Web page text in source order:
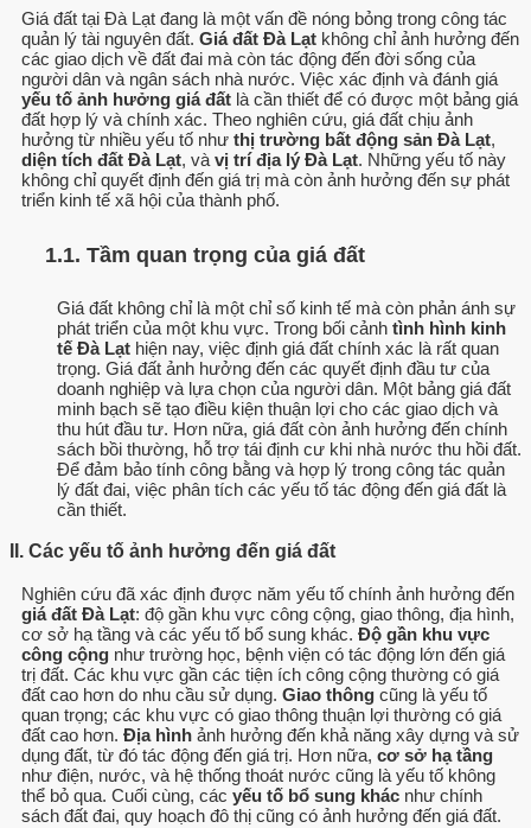
Giá đất tại Đà Lạt đang là một vấn đề nóng bỏng trong công tác
quản lý tài nguyên đất. Giá đất Đà Lạt không chỉ ảnh hưởng đến
các giao dịch về đất đai mà còn tác động đến đời sống của
người dân và ngân sách nhà nước. Việc xác định và đánh giá
yếu tố ảnh hưởng giá đất là cần thiết để có được một bảng giá
đất hợp lý và chính xác. Theo nghiên cứu, giá đất chịu ảnh
hưởng từ nhiều yếu tố như thị trường bất động sản Đà Lạt,
diện tích đất Đà Lạt, và vị trí địa lý Đà Lạt. Những yếu tố này
không chỉ quyết định đến giá trị mà còn ảnh hưởng đến sự phát
triển kinh tế xã hội của thành phố.
1.1. Tầm quan trọng của giá đất
Giá đất không chỉ là một chỉ số kinh tế mà còn phản ánh sự
phát triển của một khu vực. Trong bối cảnh tình hình kinh
tế Đà Lạt hiện nay, việc định giá đất chính xác là rất quan
trọng. Giá đất ảnh hưởng đến các quyết định đầu tư của
doanh nghiệp và lựa chọn của người dân. Một bảng giá đất
minh bạch sẽ tạo điều kiện thuận lợi cho các giao dịch và
thu hút đầu tư. Hơn nữa, giá đất còn ảnh hưởng đến chính
sách bồi thường, hỗ trợ tái định cư khi nhà nước thu hồi đất.
Để đảm bảo tính công bằng và hợp lý trong công tác quản
lý đất đai, việc phân tích các yếu tố tác động đến giá đất là
cần thiết.
II. Các yếu tố ảnh hưởng đến giá đất
Nghiên cứu đã xác định được năm yếu tố chính ảnh hưởng đến
giá đất Đà Lạt: độ gần khu vực công cộng, giao thông, địa hình,
cơ sở hạ tầng và các yếu tố bổ sung khác. Độ gần khu vực
công cộng như trường học, bệnh viện có tác động lớn đến giá
trị đất. Các khu vực gần các tiện ích công cộng thường có giá
đất cao hơn do nhu cầu sử dụng. Giao thông cũng là yếu tố
quan trọng; các khu vực có giao thông thuận lợi thường có giá
đất cao hơn. Địa hình ảnh hưởng đến khả năng xây dựng và sử
dụng đất, từ đó tác động đến giá trị. Hơn nữa, cơ sở hạ tầng
như điện, nước, và hệ thống thoát nước cũng là yếu tố không
thể bỏ qua. Cuối cùng, các yếu tố bổ sung khác như chính
sách đất đai, quy hoạch đô thị cũng có ảnh hưởng đến giá đất.